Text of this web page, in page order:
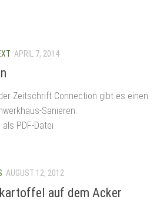
APRIL 7, 2014
Zeitschrift Connection gibt es einen
Sanieren.
PDF-Datei
AUGUST 12, 2012
auf dem Acker